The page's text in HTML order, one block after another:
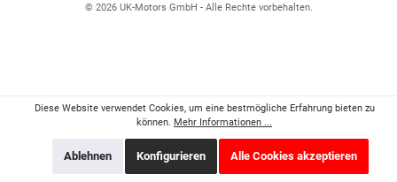
© 2026 UK-Motors GmbH - Alle Rechte vorbehalten.
Diese Website verwendet Cookies, um eine bestmögliche Erfahrung bieten zu
können. Mehr Informationen ...
Ablehnen Konfigurieren Alle Cookies akzeptieren